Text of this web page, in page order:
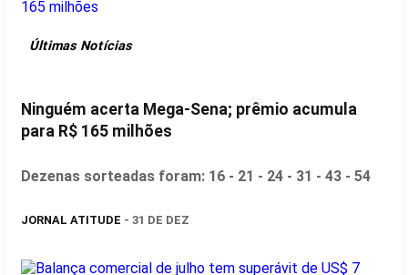
Últimas Notícias
Ninguém acerta Mega-Sena; prêmio acumula
para R$ 165 milhões
Dezenas sorteadas foram: 16 - 21 - 24 - 31 - 43 - 54
JORNAL ATITUDE - 31 DE DEZ